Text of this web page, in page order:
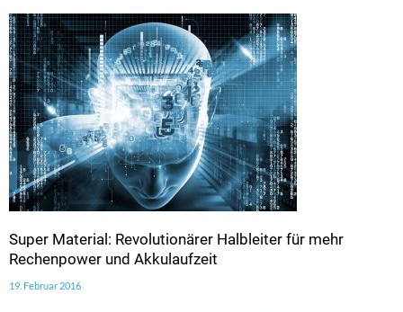
Super Material: Revolutionärer Halbleiter für mehr
Rechenpower und Akkulaufzeit
19. Februar 2016